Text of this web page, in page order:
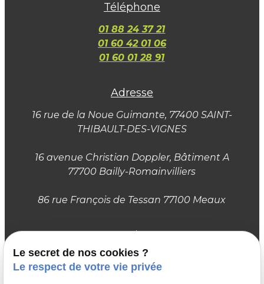
Téléphone
01 88 24 37 21
01 60 42 01 06
01 60 01 28 91
Adresse
16 rue de la Noue Guimante, 77400 SAINT-
THIBAULT-DES-VIGNES
16 avenue Christian Doppler, Bâtiment A
77700 Bailly-Romainvilliers
86 rue François de Tessan 77100 Meaux
Horaires
Du lundi au samedi :
10h – 12h / 13h30 – 18h30
Le secret de nos cookies ?
Le respect de votre vie privée